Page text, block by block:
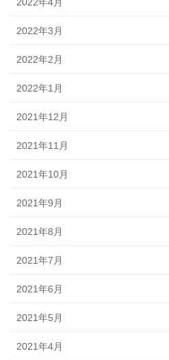
2022年3月
2022年2月
2022年1月
2021年12月
2021年11月
2021年10月
2021年9月
2021年8月
2021年7月
2021年6月
2021年5月
2021年4月